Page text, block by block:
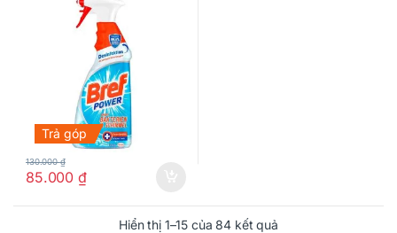
Trả góp
85.000₫
130.000₫
Hiển thị 1–15 của 84 kết quả